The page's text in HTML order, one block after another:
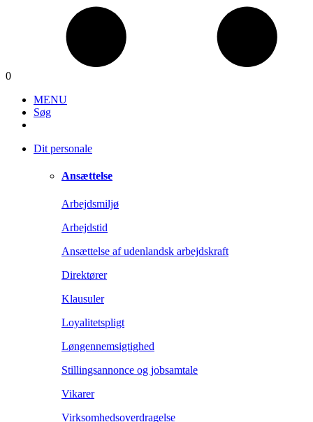
0
MENU
Søg
Dit personale
Ansættelse
Arbejdsmiljø
Arbejdstid
Ansættelse af udenlandsk arbejdskraft
Direktører
Klausuler
Loyalitetspligt
Løngennemsigtighed
Stillingsannonce og jobsamtale
Vikarer
Virksomhedsoverdragelse